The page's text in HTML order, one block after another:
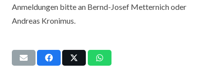
Anmeldungen bitte an Bernd-Josef Metternich oder
Andreas Kronimus.